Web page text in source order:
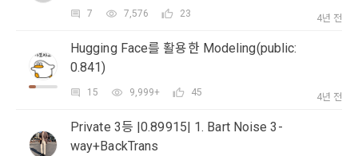
소셜 계정으로 로그인
구글 로그인
아직 데이콘 계정이 없나요?
로그인 하시려면 아래 이메일로 인증이 필요합니다. 이메일을 다
데이콘 회원가입을 환영합니다. 메일 인증은 데이콘 회원가입
차를 완료하여 주시기 바랍니다.
8. “교육”이라 함은 “회사”가  제공하는 교육컨텐츠를 포함한 온
9. "아이디"라 함은 회원의 식별과 회원의 서비스 이용을 위하여
"회원"이 가입 시 사용한 이메일 주소를 말한다.
10. "비밀번호"라 함은 "회사"의 서비스를 이용하려는 사람이 아
호하기 위하여 "회원"이 선정한 문자와 숫자의 조합 또는 이와
동일한 용도로 쓰이는 “사이트”에서 자동 생성된 인증코드를 말
1) 회원관리
회원제 서비스 이용에 따른 본인확인, 본인의 의사확인, 고객문
의에 대한 응답, 새로운 정보의 소개 및 고지사항 전달
2) 서비스 제공에 관한 계약 이행 및 서비스 제공에 따른 요금정
산
7 7,576 23 4년 전
Hugging Face를 활용한 Modeling(public:
0.841)
15 9,999+ 45 4년 전
Private 3등 |0.89915| 1. Bart Noise 3-
way+BackTrans